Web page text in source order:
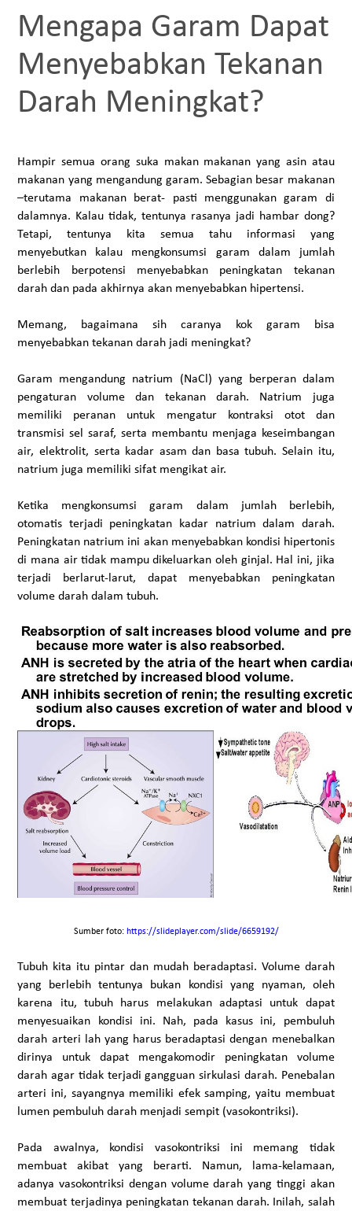
Mengapa Garam Dapat
Menyebabkan Tekanan
Darah Meningkat?
Hampir semua orang suka makan makanan yang asin atau
makanan yang mengandung garam. Sebagian besar makanan
–terutama makanan berat- pasti menggunakan garam di
dalamnya. Kalau tidak, tentunya rasanya jadi hambar dong?
Tetapi, tentunya kita semua tahu informasi yang
menyebutkan kalau mengkonsumsi garam dalam jumlah
berlebih berpotensi menyebabkan peningkatan tekanan
darah dan pada akhirnya akan menyebabkan hipertensi.
Memang, bagaimana sih caranya kok garam bisa
menyebabkan tekanan darah jadi meningkat?
Garam mengandung natrium (NaCl) yang berperan dalam
pengaturan volume dan tekanan darah. Natrium juga
memiliki peranan untuk mengatur kontraksi otot dan
transmisi sel saraf, serta membantu menjaga keseimbangan
air, elektrolit, serta kadar asam dan basa tubuh. Selain itu,
natrium juga memiliki sifat mengikat air.
Ketika mengkonsumsi garam dalam jumlah berlebih,
otomatis terjadi peningkatan kadar natrium dalam darah.
Peningkatan natrium ini akan menyebabkan kondisi hipertonis
di mana air tidak mampu dikeluarkan oleh ginjal. Hal ini, jika
terjadi berlarut-larut, dapat menyebabkan peningkatan
volume darah dalam tubuh.
Sumber foto: https://slideplayer.com/slide/6659192/
Tubuh kita itu pintar dan mudah beradaptasi. Volume darah
yang berlebih tentunya bukan kondisi yang nyaman, oleh
karena itu, tubuh harus melakukan adaptasi untuk dapat
menyesuaikan kondisi ini. Nah, pada kasus ini, pembuluh
darah arteri lah yang harus beradaptasi dengan menebalkan
dirinya untuk dapat mengakomodir peningkatan volume
darah agar tidak terjadi gangguan sirkulasi darah. Penebalan
arteri ini, sayangnya memiliki efek samping, yaitu membuat
lumen pembuluh darah menjadi sempit (vasokontriksi).
Pada awalnya, kondisi vasokontriksi ini memang tidak
membuat akibat yang berarti. Namun, lama-kelamaan,
adanya vasokontriksi dengan volume darah yang tinggi akan
membuat terjadinya peningkatan tekanan darah. Inilah, salah